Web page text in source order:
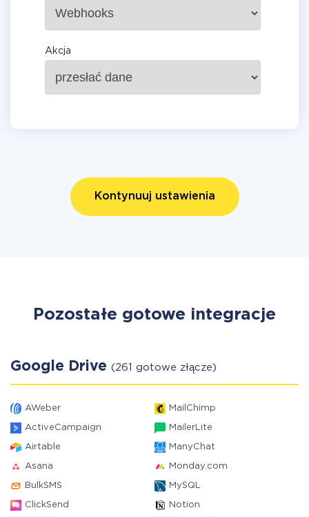
Akcja
Kontynuuj ustawienia
Pozostałe gotowe integracje
Google Drive (261 gotowe złącze)
AWeber MailChimp
ActiveCampaign MailerLite
Airtable ManyChat
Asana Monday.com
BulkSMS MySQL
ClickSend Notion